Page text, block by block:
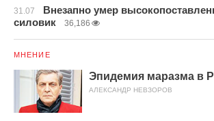
31.07
Внезапно умер
силовик
36,186
МНЕНИЕ
Эпидемия маразма в
АЛЕКСАНДР НЕВЗОРОВ